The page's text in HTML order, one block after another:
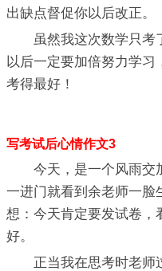
出缺点督促你以后改正。
虽然我这次数学只考了
以后一定要加倍努力学
考得最好！
写考试后心情作文3
今天，是一个风雨交加
一进门就看到余老师一脸
想：今天肯定要发试卷，
好。
正当我在思考时老师